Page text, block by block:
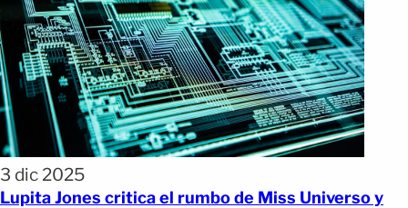
3 dic 2025
Lupita Jones critica el rumbo de Miss Universo y